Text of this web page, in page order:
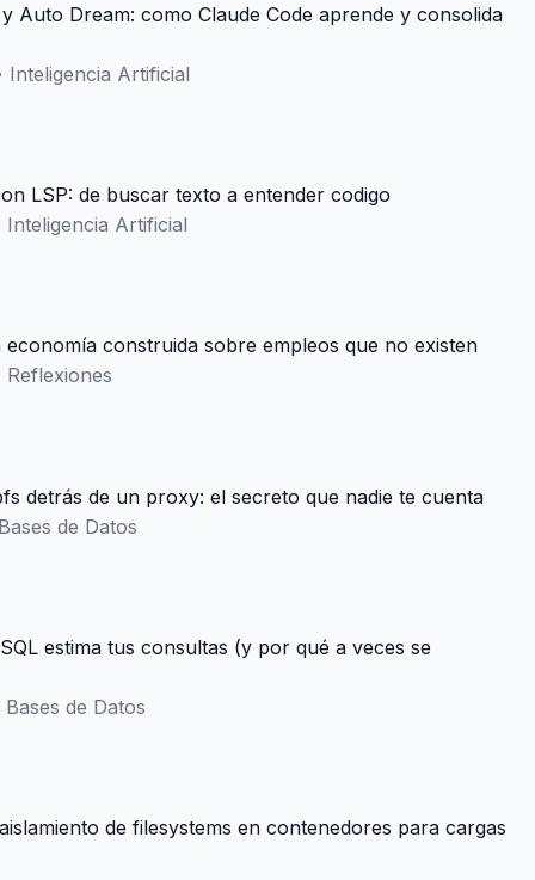
Auto Dream: como Claude Code aprende y consolida
Inteligencia Artificial
LSP: de buscar texto a entender codigo
Inteligencia Artificial
economía construida sobre empleos que no existen
Reflexiones
detrás de un proxy: el secreto que nadie te cuenta
de Datos
estima tus consultas (y por qué a veces se
Bases de Datos
de filesystems en contenedores para cargas